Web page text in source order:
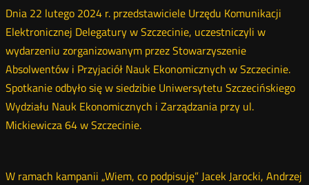
Twitter
FacebookLinkedin
e-
mail
Dnia 22 lutego 2024 r. przedstawiciele Urzędu Komunikacji
Elektronicznej Delegatury w Szczecinie, uczestniczyli w
wydarzeniu zorganizowanym przez Stowarzyszenie
Absolwentów i Przyjaciół Nauk Ekonomicznych w Szczecinie.
Spotkanie odbyło się w siedzibie Uniwersytetu Szczecińskiego
Wydziału Nauk Ekonomicznych i Zarządzania przy ul.
Mickiewicza 64 w Szczecinie.
W ramach kampanii „Wiem, co podpisuję” Jacek Jarocki, Andrzej